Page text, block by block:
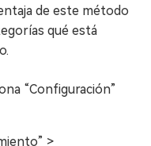
de este método
qué está
“Configuración”
>